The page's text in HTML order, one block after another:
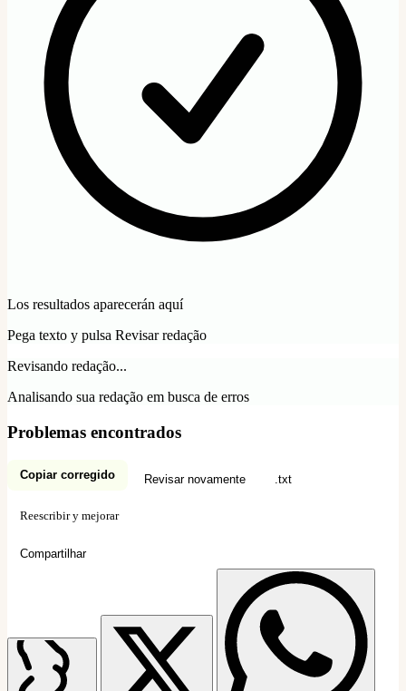
Los resultados aparecerán aquí
Pega texto y pulsa Revisar redação
Revisando redação...
Analisando sua redação em busca de erros
Problemas encontrados
Copiar corregido Revisar novamente .txt
Reescribir y mejorar
Compartilhar